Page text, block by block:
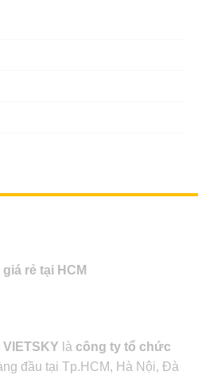
rẻ tại HCM
là công ty tổ chức
đầu tại Tp.HCM, Hà Nội, Đà